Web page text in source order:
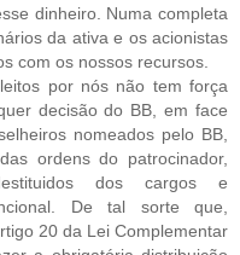
dinheiro. Numa completa
da ativa e os acionistas
com os nossos recursos.
por nós não tem força
decisão do BB, em face
nomeados pelo BB,
ordens do patrocinador,
dos cargos e
De tal sorte que,
20 da Lei Complementar